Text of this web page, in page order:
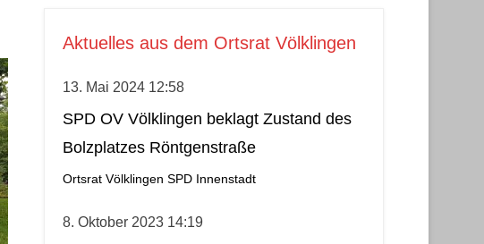
Aktuelles aus dem Ortsrat Völklingen
13. Mai 2024 12:58
SPD OV Völklingen beklagt Zustand des
Bolzplatzes Röntgenstraße
Ortsrat Völklingen SPD Innenstadt
8. Oktober 2023 14:19